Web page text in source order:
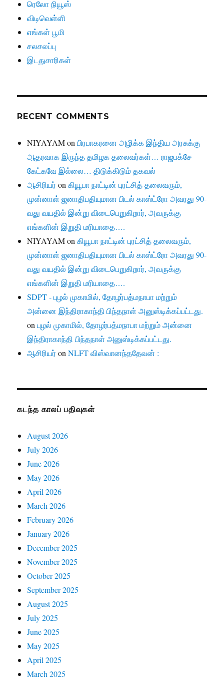
ரெலோ நியூஸ்
விடிவெள்ளி
எங்கள் பூமி
சலசலப்பு
இடதுசாரிகள்
RECENT COMMENTS
NIYAYAMonபிரபாகரனை அழிக்க இந்திய அரசுக்கு
ஆதரவாக இருந்த தமிழக தலைவர்கள்… ராஜபக்சே
கேட்கவே இல்லை… திடுக்கிடும் தகவல்
ஆசிரியர்onகியூபா நாட்டின் புரட்சித் தலைவரும்,
முன்னாள் ஜனாதிபதியுமான பிடல் காஸ்ட்ரோ அவரது 90-
வது வயதில் இன்று விடைபெறுகிறார், அவருக்கு
எங்களின் இறுதி மரியாதை….
NIYAYAMonகியூபா நாட்டின் புரட்சித் தலைவரும்,
முன்னாள் ஜனாதிபதியுமான பிடல் காஸ்ட்ரோ அவரது 90-
வது வயதில் இன்று விடைபெறுகிறார், அவருக்கு
எங்களின் இறுதி மரியாதை….
SDPT - புழல் முகாமில், தோழர்பத்மநாபா மற்றும்
அன்னை இந்திராகாந்தி பிந்தநாள் அனுஸ்டிக்கப்பட்டது.
onபுழல் முகாமில், தோழர்பத்மநாபா மற்றும் அன்னை
இந்திராகாந்தி பிந்தநாள் அனுஸ்டிக்கப்பட்டது.
ஆசிரியர்onNLFT விஸ்வானந்ததேவன் :
கடந்த காலப் பதிவுகள்
August 2026
July 2026
June 2026
May 2026
April 2026
March 2026
February 2026
January 2026
December 2025
November 2025
October 2025
September 2025
August 2025
July 2025
June 2025
May 2025
April 2025
March 2025